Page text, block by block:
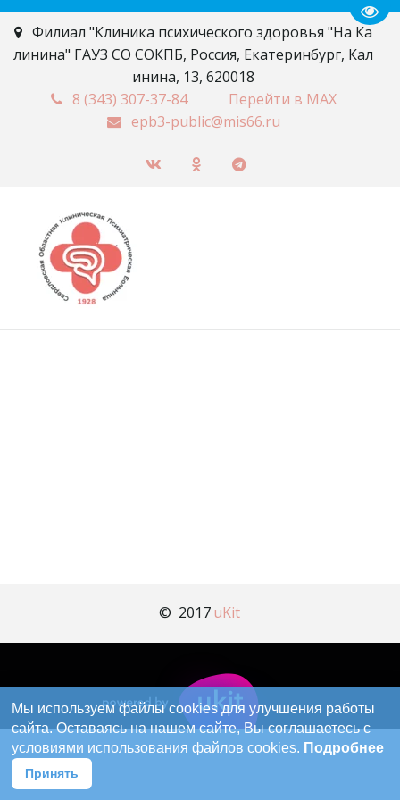
Мы используем файлы cookies для улучшения работы
сайта. Оставаясь на нашем сайте, Вы соглашаетесь с
условиями использования файлов cookies. Подробнее
Принять
Филиал "Клиника психического здоровья "На Ка
линина" ГАУЗ СО СОКПБ, Россия, Екатеринбург, Кал
инина, 13, 620018
8 (343) 307-37-84
Перейти в MAX
epb3-public@mis66.ru
©  2017 uKit